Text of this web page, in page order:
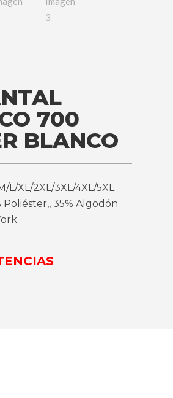
700
BLANCO
L/XL/2XL/3XL/4XL/5XL
Poliéster,, 35% Algodón